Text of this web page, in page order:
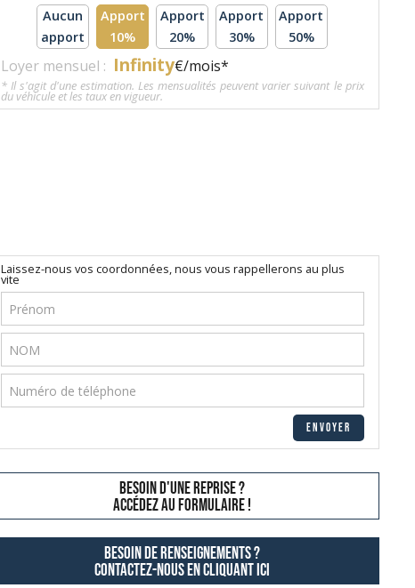
Aucun
apport
Apport
10%
Apport
20%
Apport
30%
Apport
50%
Loyer mensuel : Infinity€/mois*
* Il s'agit d'une estimation. Les mensualités peuvent varier suivant le prix
du véhicule et les taux en vigueur.
Laissez-nous vos coordonnées, nous vous rappellerons au plus
vite
besoin d'une reprise ?
AccÉdez au formulaire !
Besoin de renseignements ?
contactez-nous en cliquant ici